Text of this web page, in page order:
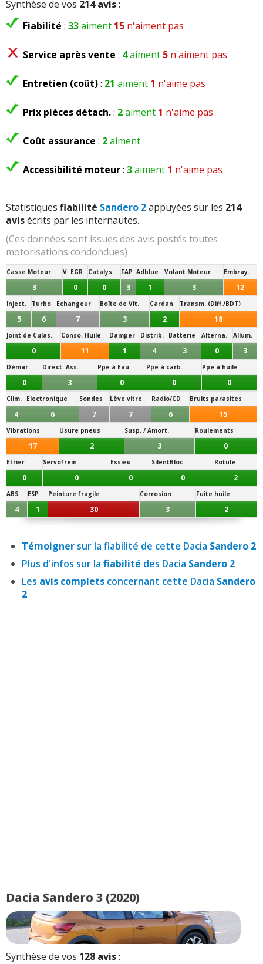
Synthèse de vos 214 avis:
Fiabilité : 33aiment 15 n'aiment pas
Service après vente : 4aiment 5 n'aiment pas
Entretien (coût): 21 aiment 1 n'aime pas
Prix pièces détach.: 2aiment 1 n'aime pas
Coût assurance : 2aiment
Accessibilité moteur: 3aiment 1 n'aime pas
Statistiques fiabilité Sandero 2appuyées sur les 214
avisécrits par les internautes.
(Ces données sont issues des avis postés toutes
motorisations condondues)
Casse Moteur V. EGR Catalys. FAP Adblue Volant Moteur Embray.
3 0 0 3 1 3 12
Inject. Turbo Echangeur Boîte de Vit. Cardan Transm. (Diff./BDT)
5 6 7 3 2 18
Joint de Culas. Conso. Huile Damper Distrib. Batterie Alterna. Allum.
0 11 1 4 3 0 3
Démar. Direct. Ass. Ppe à Eau Ppe à carb. Ppe à huile
0 3 0 0 0
Clim. Electronique Sondes Lève vitre Radio/CD Bruits parasites
4 6 7 7 6 15
Vibrations Usure pneus Susp. / Amort. Roulements
17 2 3 0
Etrier Servofrein Essieu SilentBloc Rotule
0 0 0 0 2
ABS ESP Peinture fragile Corrosion Fuite huile
4 1 30 3 2
Témoigner sur la fiabilité de cette Dacia Sandero 2
Plus d'infos sur la fiabilité des Dacia Sandero 2
Les avis complets concernant cette Dacia Sandero
2
Dacia Sandero 3 (2020)
Synthèse de vos 128 avis: